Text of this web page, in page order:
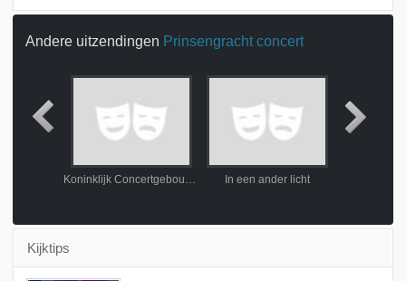
Andere uitzendingen Prinsengracht concert
Koninklijk Concertgebouworkest speelt Mahler In een ander licht
Kijktips